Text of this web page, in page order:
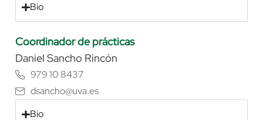
Bio
Coordinador de prácticas
Daniel Sancho Rincón
979 10 8437
dsancho@uva.es
Bio